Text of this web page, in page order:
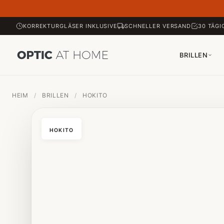
KORREKTURGLÄSER INKLUSIVE SCHNELLER VERSAND 30
BRILLEN
HEIM / BRILLEN / HOKITO
HOKITO